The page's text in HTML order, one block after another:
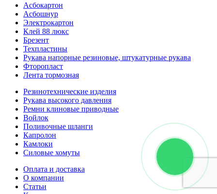
Асбокартон
Асбошнур
Электрокартон
Клей 88 люкс
Брезент
Техпластины
Рукава напорные резиновые, штукатурные рукава
Фторопласт
Лента тормозная
Резинотехнические изделия
Рукава высокого давления
Ремни клиновые приводные
Войлок
Поливочные шланги
Капролон
Камлоки
Силовые хомуты
Оплата и доставка
О компании
Статьи